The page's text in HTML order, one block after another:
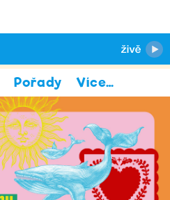
Pořady Více…